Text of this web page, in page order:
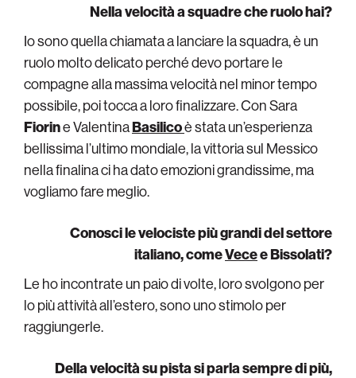
Nella velocità a squadre che ruolo hai?
Io sono quella chiamata a lanciare la squadra, è un
ruolo molto delicato perché devo portare le
compagne alla massima velocità nel minor tempo
possibile, poi tocca a loro finalizzare. Con Sara
Fiorine ValentinaBasilicoè stata un’esperienza
bellissima l’ultimo mondiale, la vittoria sul Messico
nella finalina ci ha dato emozioni grandissime, ma
vogliamo fare meglio.
Conosci le velociste più grandi del settore
italiano, comeVecee Bissolati?
Le ho incontrate un paio di volte, loro svolgono per
lo più attività all’estero, sono uno stimolo per
raggiungerle.
Della velocità su pista si parla sempre di più,